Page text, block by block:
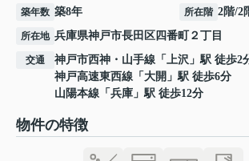
築年数 築8年 所在階 2階/2
所在地 兵庫県神戸市長田区 四番町 ２丁目
交通 神戸市西神・山手線 「 上沢 」駅 徒歩2
神戸高速東西線 「 大開 」駅 徒歩6分
山陽本線 「 兵庫 」駅 徒歩12分
物件の特徴